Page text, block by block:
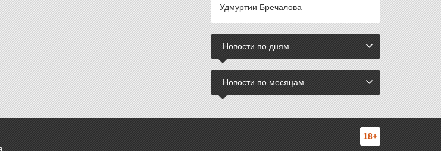
Удмуртии Бречалова
Новости по дням
Новости по месяцам
18+